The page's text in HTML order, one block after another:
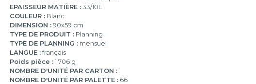
EPAISSEUR MATIÈRE :33/10E
COULEUR : Blanc
DIMENSION :90x59 cm
TYPE DE PRODUIT : Planning
TYPE DE PLANNING : mensuel
LANGUE :français
Poids pièce :1 706 g
NOMBRE D'UNITÉ PAR CARTON :1
NOMBRE D'UNITÉ PAR PALETTE : 66